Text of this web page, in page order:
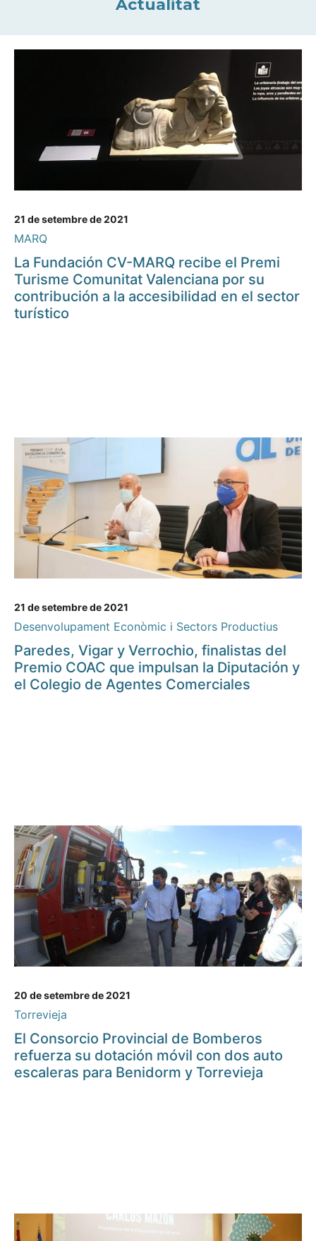
Actualitat
21 de setembre de 2021
MARQ
La Fundación CV-MARQ recibe el Premi
Turisme Comunitat Valenciana por su
contribución a la accesibilidad en el sector
turístico
21 de setembre de 2021
Desenvolupament Econòmic i Sectors Productius
Paredes, Vigar y Verrochio, finalistas del
Premio COAC que impulsan la Diputación y
el Colegio de Agentes Comerciales
20 de setembre de 2021
Torrevieja
El Consorcio Provincial de Bomberos
refuerza su dotación móvil con dos auto
escaleras para Benidorm y Torrevieja